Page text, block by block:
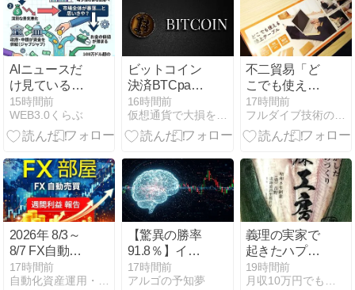
AIニュースだ
け見ている
と、本当のチ
ャンスを見逃
すかも
15時間前
WEB3.0くらぶ
ビットコイン
決済BTCpay
に重大な脆弱
性
16時間前
仮想通貨で大損を避け、副業で稼ぐためのMoneyまとめ情報館
不二貿易「ど
こでも使える
膝上テーブ
ル」に当選！
17時間前
フルダイブ技術の現状と2030年のVR予想
2026年 8/3～
8/7 FX自動売
買 週間運用結
果
17時間前
自動化資産運用・副業・副収入GET！自動ツールで運用サイト
【驚異の勝率
91.8％】イサ
ム・デルタFX
で初心者も安
17時間前
アルゴの予知夢
義理の実家で
起きたハプニ
ング
19時間前
月収10万円でも悠々自適に生きていく